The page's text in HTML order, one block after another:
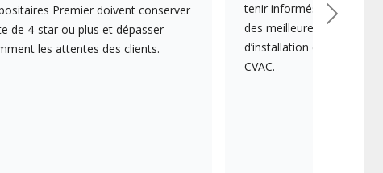
Premier doivent conserver
de 4-star ou plus et dépasser
les attentes des clients.
tenir informés des
des meilleures pratiques
d’installation et
CVAC.
Suivant